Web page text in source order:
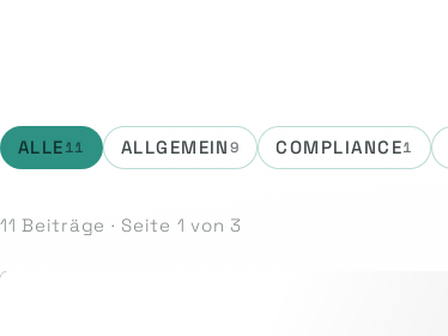
ALLE11 ALLGEMEIN9 COMPLIANCE1
11 Beiträge · Seite 1 von 3